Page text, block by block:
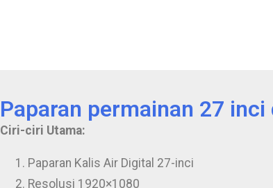
Paparan permainan 27 inci
Ciri-ciri Utama:
Paparan Kalis Air Digital 27-inci
Resolusi 1920×1080